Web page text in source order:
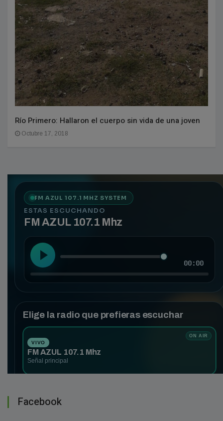
Río Primero: Hallaron el cuerpo sin vida de una joven
Octubre 17, 2018
Facebook